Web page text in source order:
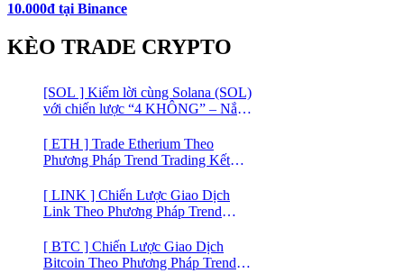
10.000đ tại Binance
KÈO TRADE CRYPTO
[SOL ] Kiếm lời cùng Solana (SOL)
với chiến lược “4 KHÔNG” – Nắm
lý
[ ETH ] Trade Etherium Theo
Phương Pháp Trend Trading Kết
[ LINK ] Chiến Lược Giao Dịch
Link Theo Phương Pháp Trend
[ BTC ] Chiến Lược Giao Dịch
Bitcoin Theo Phương Pháp Trend